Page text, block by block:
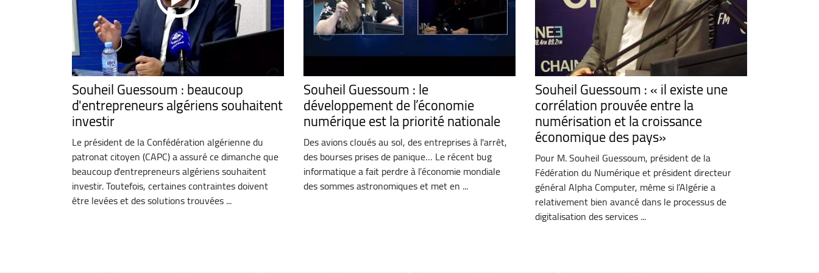
Souheil Guessoum : beaucoup
d'entrepreneurs algériens souhaitent
investir
Le président de la Confédération algérienne du
patronat citoyen (CAPC) a assuré ce dimanche que
beaucoup d'entrepreneurs algériens souhaitent
investir. Toutefois, certaines contraintes doivent
être levées et des solutions trouvées ...
Souheil Guessoum : le
développement de l’économie
numérique est la priorité nationale
Des avions cloués au sol, des entreprises à l'arrêt,
des bourses prises de panique… Le récent bug
informatique a fait perdre à l’économie mondiale
des sommes astronomiques et met en ...
Souheil Guessoum : « il existe une
corrélation prouvée entre la
numérisation et la croissance
économique des pays»
Pour M. Souheil Guessoum, président de la
Fédération du Numérique et président directeur
général Alpha Computer, même si l’Algérie a
relativement bien avancé dans le processus de
digitalisation des services ...